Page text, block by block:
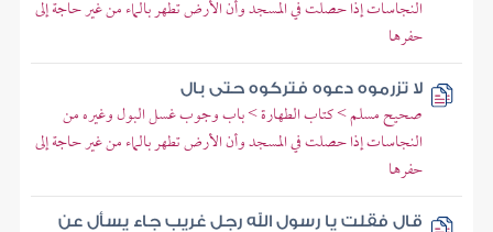
النجاسات إذا حصلت في المسجد وأن الأرض تطهر بالماء من غير حاجة إلى
حفرها
لا تزرموه دعوه فتركوه حتى بال
صحيح مسلم > كتاب الطهارة > باب وجوب غسل البول وغيره من
النجاسات إذا حصلت في المسجد وأن الأرض تطهر بالماء من غير حاجة إلى
حفرها
قال فقلت يا رسول الله رجل غريب جاء يسأل عن